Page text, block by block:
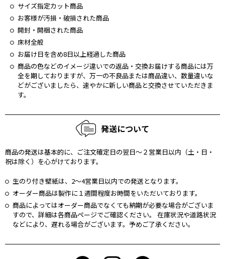
サイズ指定カット商品
お客様が汚損・破損された商品
開封・開梱された商品
床材全般
お届け日を含め8日以上経過した商品
商品の⾊などのイメージ違いでの返品・交換お届けする商品には万
全を期しておりますが、万⼀の不良品または商品違い、数量違いな
どがございましたら、速やかに新しい商品と交換させていただきま
す。
発送について
商品の発送は基本的に、ご注文確定日の翌日〜２営業日以内（土・日・
祝は除く）を⼼がけております。
生のり付き壁紙は、2〜4営業日以内での発送となります。
オーダー商品は製作に１週間程度お時間をいただいております。
商品によってはオーダー商品でなくても納期が必要な場合がございま
すので、詳細は各商品ページでご確認ください。 在庫状況や道路状況
などにより、遅れる場合がございます。予めご了承ください。